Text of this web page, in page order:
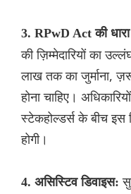
3. RPwD Act की
की ज़िम्मेदारियों का
लाख तक का जुर्माना,
होना चाहिए।
स्टेकहोल्डर्स के बीच इस
होगी।
4. असिस्टिव डिवाइस: